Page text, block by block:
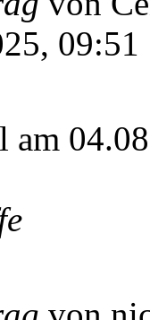
09:51
am